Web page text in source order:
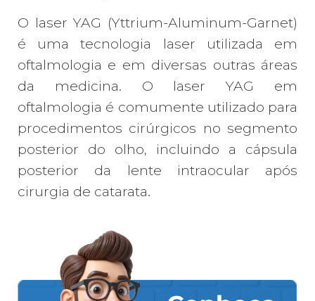
O laser YAG (Yttrium-Aluminum-Garnet)
é uma tecnologia laser utilizada em
oftalmologia e em diversas outras áreas
da medicina. O laser YAG em
oftalmologia é comumente utilizado para
procedimentos cirúrgicos no segmento
posterior do olho, incluindo a cápsula
posterior da lente intraocular após
cirurgia de catarata.